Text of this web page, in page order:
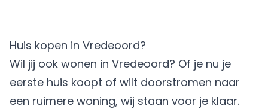
Huis kopen in Vredeoord?
Wil jij ook wonen in Vredeoord? Of je nu je
eerste huis koopt of wilt doorstromen naar
een ruimere woning, wij staan voor je klaar.